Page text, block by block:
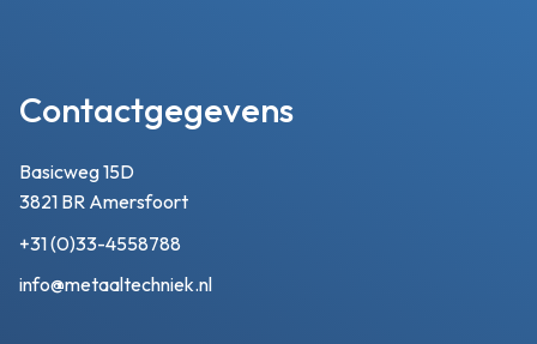
Contactgegevens
Basicweg 15D
3821 BR Amersfoort
+31 (0)33-4558788
info@metaaltechniek.nl